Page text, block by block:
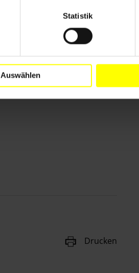
Statistik
Auswählen
Drucken